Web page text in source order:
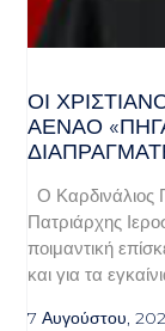
ΟΙ
ΑΈΝΑΟ
Ο Καρδινάλιος
Πατριάρχης
ποιμαντική
και για τα
7 Αυγούστου,